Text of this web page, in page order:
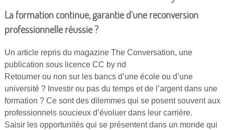
Colloques
Vidéos
S’inscrire
Se connecter
La formation continue, garantie d’une reconversion
professionnelle réussie ?
Un article repris du magazine The Conversation, une
publication sous licence CC by nd
Retourner ou non sur les bancs d’une école ou d’une
université ? Investir ou pas du temps et de l’argent dans une
formation ? Ce sont des dilemmes qui se posent souvent aux
professionnels soucieux d’évoluer dans leur carrière.
Saisir les opportunités qui se présentent dans un monde qui